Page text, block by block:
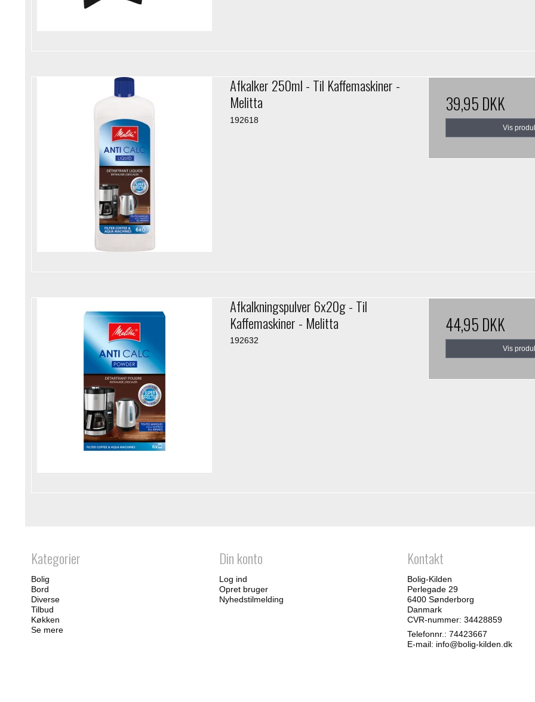
Afkalker 250ml - Til Kaffemaskiner -
Melitta
192618
39,95 DKK
Vis
Afkalkningspulver 6x20g - Til
Kaffemaskiner - Melitta
192632
44,95 DKK
Vis
Kategorier
Bolig
Bord
Diverse
Tilbud
Køkken
Se mere
Din konto
Log ind
Opret bruger
Nyhedstilmelding
Kontakt
Bolig-Kilden
Perlegade 29
6400 Sønderborg
Danmark
CVR-nummer: 34428859
Telefonnr.: 74423667
E-mail: info@bolig-kilden.dk